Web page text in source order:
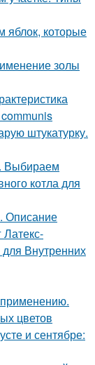
яблок, которые
золы
штукатурку.
Выбираем
котла для
Описание
Латекс-
Внутренних
цветов
и сентябре: